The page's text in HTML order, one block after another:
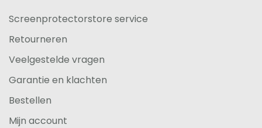
Screenprotectorstore service
Retourneren
Veelgestelde vragen
Garantie en klachten
Bestellen
Mijn account